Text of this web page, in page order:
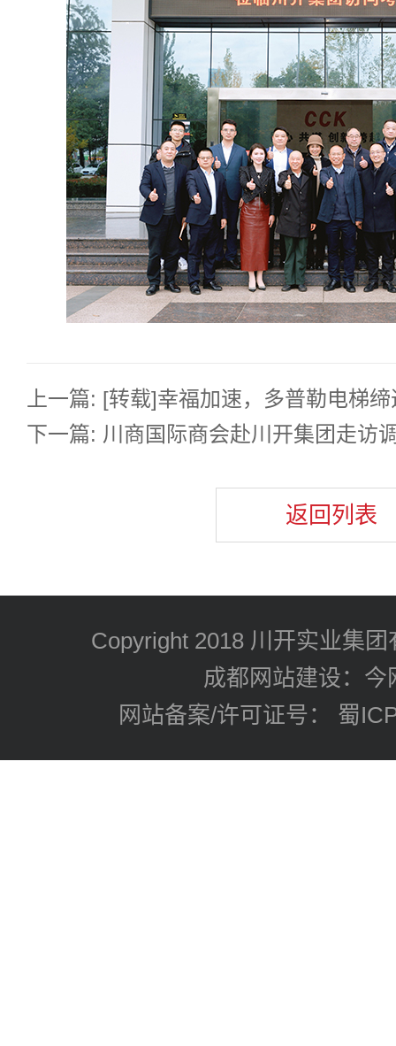
上一篇: [转载]幸福加速，多普勒电梯
下一篇: 川商国际商会赴川开集团走访
返回列表
Copyright 2018 川开实业集
成都网站建设：今
网站备案/许可证号： 蜀